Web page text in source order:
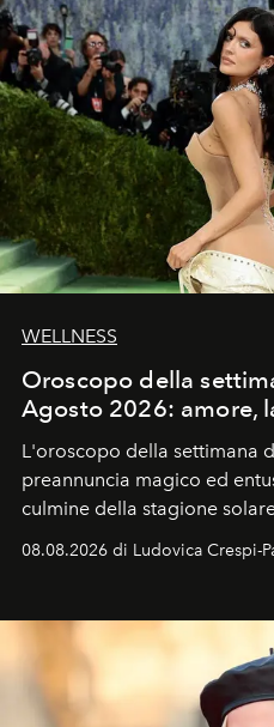
WELLNESS
Oroscopo della
Agosto 2026: amore,
L'oroscopo della settimana
preannuncia magico ed
culmine della stagione
favorevole della Luna
ideale per la notte delle
08.08.2026 di Ludovica Crespi-